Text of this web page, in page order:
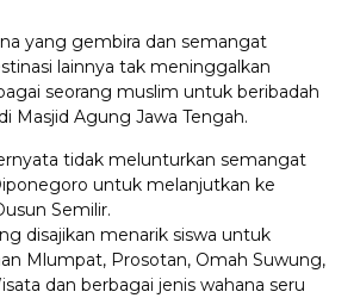
yang gembira dan semangat
lainnya tak meninggalkan
seorang muslim untuk beribadah
Masjid Agung Jawa Tengah.
tidak melunturkan semangat
untuk melanjutkan ke
Semilir.
disajikan menarik siswa untuk
Mlumpat, Prosotan, Omah Suwung,
dan berbagai jenis wahana seru